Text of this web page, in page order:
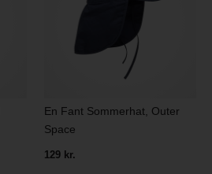
En Fant Sommerhat, Outer
Space
129 kr.